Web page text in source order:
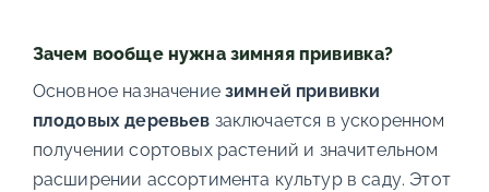
Зачем вообще нужна зимняя прививка?
Основное назначение зимней прививки
плодовых деревьев заключается в ускоренном
получении сортовых растений и значительном
расширении ассортимента культур в саду. Этот